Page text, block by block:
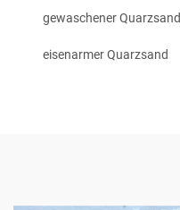
gewaschener Quarzsand
eisenarmer Quarzsand